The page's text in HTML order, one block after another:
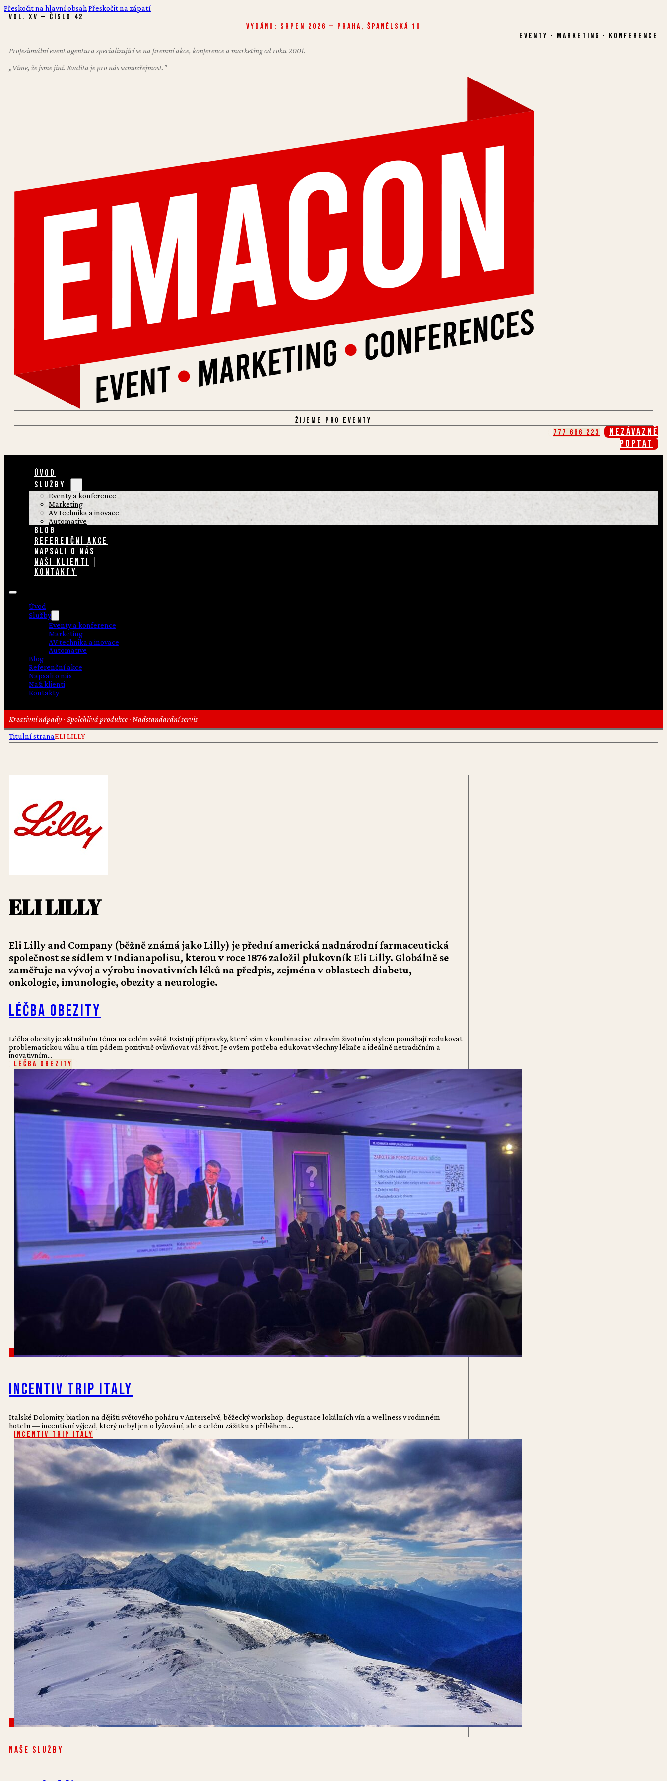
Přeskočit na hlavní obsah Přeskočit na zápatí
VOL. XV — ČÍSLO 42
Vydáno: Srpen 2026 — Praha, Španělská 10
EVENTY · MARKETING · KONFERENCE
Profesionální event agentura specializující se na firemní akce, konference a marketing od roku 2001.
„Víme, že jsme jiní. Kvalita je pro nás samozřejmost."
Žijeme pro eventy
777 666 223
Nezávazně
poptat
ÚVOD
SLUŽBY
Eventy a konference
Marketing
AV technika a inovace
Automative
BLOG
REFERENČNÍ AKCE
NAPSALI O NÁS
NAŠI KLIENTI
KONTAKTY
Úvod
Služby
Eventy a konference
Marketing
AV technika a inovace
Automative
Blog
Referenční akce
Napsali o nás
Naši klienti
Kontakty
Kreativní nápady · Spolehlivá produkce · Nadstandardní servis
Titulní stranaELI LILLY
ELI LILLY
Eli Lilly and Company (běžně známá jako Lilly) je přední americká nadnárodní farmaceutická
společnost se sídlem v Indianapolisu, kterou v roce 1876 založil plukovník Eli Lilly. Globálně se
zaměřuje na vývoj a výrobu inovativních léků na předpis, zejména v oblastech diabetu,
onkologie, imunologie, obezity a neurologie.
Léčba obezity
Léčba obezity je aktuálním téma na celém světě. Existují přípravky, které vám v kombinaci se zdravím životním stylem pomáhají redukovat
problematickou váhu a tím pádem pozitivně ovlivňovat váš život. Je ovšem potřeba edukovat všechny lékaře a ideálně netradičním a
inovativním...
Léčba obezity
Incentiv Trip Italy
Italské Dolomity, biatlon na dějišti světového poháru v Anterselvě, běžecký workshop, degustace lokálních vín a wellness v rodinném
hotelu — incentivní výjezd, který nebyl jen o lyžování, ale o celém zážitku s příběhem....
Incentiv Trip Italy
Naše služby